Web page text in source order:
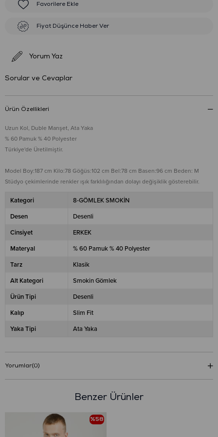
Favorilere Ekle
Fiyat Düşünce Haber Ver
Yorum Yaz
Sorular ve Cevaplar
Ürün Özellikleri
Uzun Kol, Duble Manşet, Ata Yaka
% 60 Pamuk % 40 Polyester
Türkiye'de Üretilmiştir.
Model Boy:187 cm Kilo:78 Göğüs:102 cm Bel:78 cm Basen:96 cm Beden: M
Stüdyo çekimlerinde renkler ışık farklılığından dolayı değişiklik gösterebilir.
Kategori 8-GÖMLEK SMOKİN
Desen Desenli
Cinsiyet ERKEK
Materyal % 60 Pamuk % 40 Polyester
Tarz Klasik
Alt Kategori Smokin Gömlek
Ürün Tipi Desenli
Kalıp Slim Fit
Yaka Tipi Ata Yaka
Yorumlar(0)
Benzer Ürünler
%58